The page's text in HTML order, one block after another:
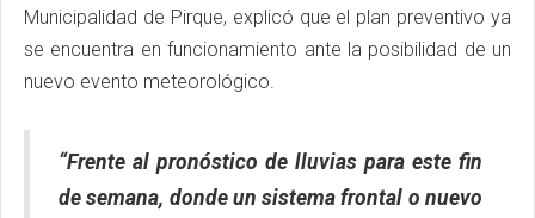
Municipalidad de Pirque, explicó que el plan preventivo ya
se encuentra en funcionamiento ante la posibilidad de un
nuevo evento meteorológico.
“Frente al pronóstico de lluvias para este fin
de semana, donde un sistema frontal o nuevo